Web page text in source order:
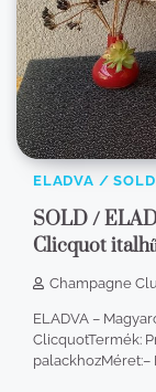
ELADVA / SOLD
SOLD /
Clicquot
Champagne
ELADVA –
ClicquotTermék:
palackhozMéret:–